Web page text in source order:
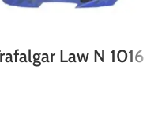
Law N 1016